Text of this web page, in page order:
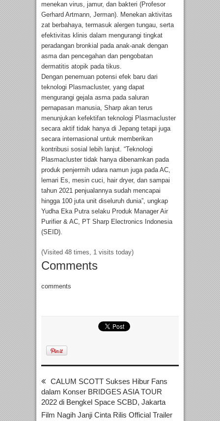
menekan virus, jamur, dan bakteri (Profesor
Gerhard Artmann, Jerman). Menekan aktivitas
zat berbahaya, termasuk alergen tungau, serta
efektivitas klinis dalam mengurangi tingkat
peradangan bronkial pada anak-anak dengan
asma dan pencegahan dan pengobatan
dermatitis atopik pada tikus.
Dengan penemuan potensi efek baru dari
teknologi Plasmacluster, yang dapat
mengurangi gejala asma pada saluran
pernapasan manusia, Sharp akan terus
menunjukan kefektifan teknologi Plasmacluster
secara aktif tidak hanya di Jepang tetapi juga
secara internasional untuk memberikan
kontribusi sosial lebih lanjut. “Teknologi
Plasmacluster tidak hanya dibenamkan pada
produk penjermih udara namun juga pada AC,
lemari Es, mesin cuci, hair dryer, dan sampai
tahun 2021 penjualannya sudah mencapai
hingga 100 juta unit diseluruh dunia”, ungkap
Yudha Eka Putra selaku Produk Manager Air
Purifier & AC, PT Sharp Electronics Indonesia
(SEID).
(Visited 48 times, 1 visits today)
Comments
comments
CALUM SCOTT Sukses Hibur Fans
dalam Konser BRIDGES ASIA TOUR
2022 di Bengkel Space SCBD, Jakarta
Film Nagih Janji Cinta Rilis Official Trailer